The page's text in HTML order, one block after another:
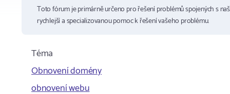
Toto fórum je primárně určeno pro řešení problémů spojených s
rychlejší a specializovanou pomoc k řešení vašeho problému.
Téma
Obnovení domény
obnovení webu